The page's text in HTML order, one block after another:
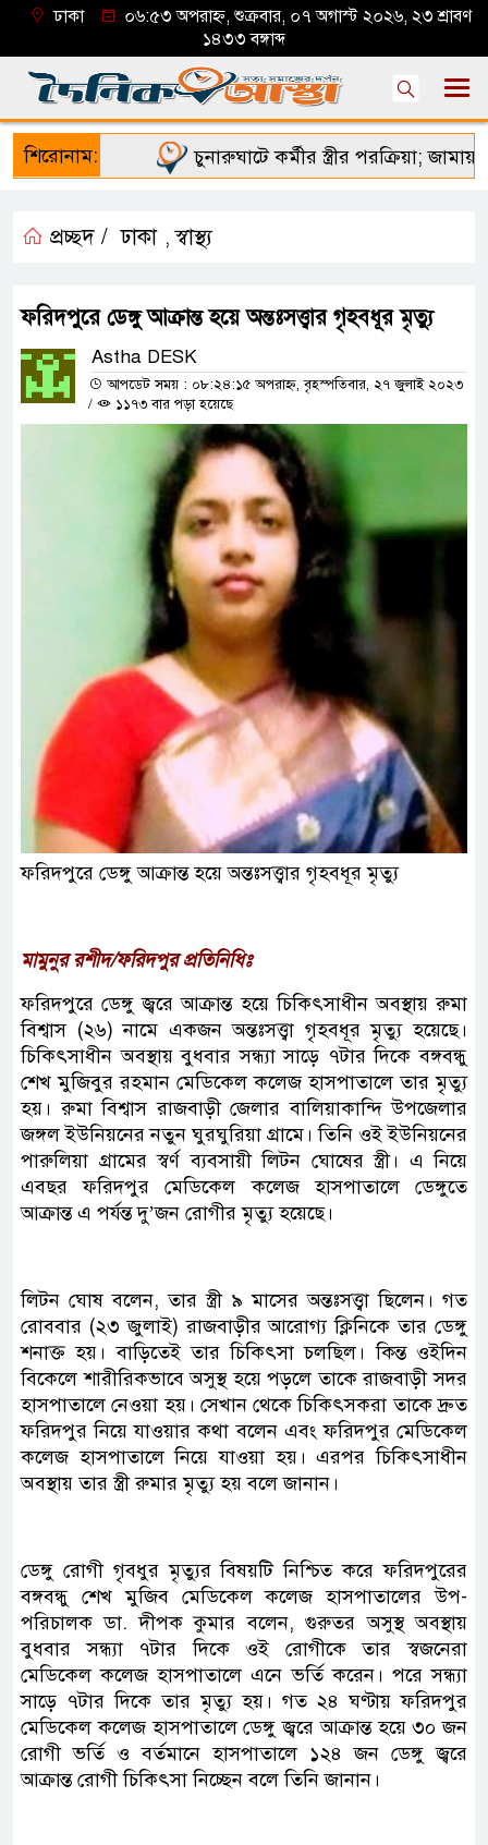
ঢাকা
০৬:৫৩ অপরাহ্ন, শুক্রবার, ০৭ অগাস্ট ২০২৬, ২৩ শ্রাবণ
১৪৩৩ বঙ্গাব্দ
শিরোনাম: চুনারুঘাটে কর্মীর স্ত্রীর পরক্রিয়া; জামায়াত
প্রচ্ছদ / ঢাকা ,স্বাস্থ্য
ফরিদপুরে ডেঙ্গু আক্রান্ত হয়ে অন্তঃসত্ত্বার গৃহবধূর মৃত্যু
Astha DESK
আপডেট সময় : ০৮:২৪:১৫ অপরাহ্ন, বৃহস্পতিবার, ২৭ জুলাই ২০২৩
/
১১৭৩ বার পড়া হয়েছে
ফরিদপুরে ডেঙ্গু আক্রান্ত হয়ে অন্তঃসত্ত্বার গৃহবধূর মৃত্যু
মামুনুর রশীদ/ফরিদপুর প্রতিনিধিঃ
ফরিদপুরে ডেঙ্গু জ্বরে আক্রান্ত হয়ে চিকিৎসাধীন অবস্থায় রুমা
বিশ্বাস (২৬) নামে একজন অন্তঃসত্ত্বা গৃহবধূর মৃত্যু হয়েছে।
চিকিৎসাধীন অবস্থায় বুধবার সন্ধ্যা সাড়ে ৭টার দিকে বঙ্গবন্ধু
শেখ মুজিবুর রহমান মেডিকেল কলেজ হাসপাতালে তার মৃত্যু
হয়। রুমা বিশ্বাস রাজবাড়ী জেলার বালিয়াকান্দি উপজেলার
জঙ্গল ইউনিয়নের নতুন ঘুরঘুরিয়া গ্রামে। তিনি ওই ইউনিয়নের
পারুলিয়া গ্রামের স্বর্ণ ব্যবসায়ী লিটন ঘোষের স্ত্রী। এ নিয়ে
এবছর ফরিদপুর মেডিকেল কলেজ হাসপাতালে ডেঙ্গুতে
আক্রান্ত এ পর্যন্ত দু’জন রোগীর মৃত্যু হয়েছে।
লিটন ঘোষ বলেন, তার স্ত্রী ৯ মাসের অন্তঃসত্ত্বা ছিলেন। গত
রোববার (২৩ জুলাই) রাজবাড়ীর আরোগ্য ক্লিনিকে তার ডেঙ্গু
শনাক্ত হয়। বাড়িতেই তার চিকিৎসা চলছিল। কিন্ত ওইদিন
বিকেলে শারীরিকভাবে অসুস্থ হয়ে পড়লে তাকে রাজবাড়ী সদর
হাসপাতালে নেওয়া হয়। সেখান থেকে চিকিৎসকরা তাকে দ্রুত
ফরিদপুর নিয়ে যাওয়ার কথা বলেন এবং ফরিদপুর মেডিকেল
কলেজ হাসপাতালে নিয়ে যাওয়া হয়। এরপর চিকিৎসাধীন
অবস্থায় তার স্ত্রী রুমার মৃত্যু হয় বলে জানান।
ডেঙ্গু রোগী গৃবধুর মৃত্যুর বিষয়টি নিশ্চিত করে ফরিদপুরের
বঙ্গবন্ধু শেখ মুজিব মেডিকেল কলেজ হাসপাতালের উপ-
পরিচালক ডা. দীপক কুমার বলেন, গুরুতর অসুস্থ অবস্থায়
বুধবার সন্ধ্যা ৭টার দিকে ওই রোগীকে তার স্বজনেরা
মেডিকেল কলেজ হাসপাতালে এনে ভর্তি করেন। পরে সন্ধ্যা
সাড়ে ৭টার দিকে তার মৃত্যু হয়। গত ২৪ ঘণ্টায় ফরিদপুর
মেডিকেল কলেজ হাসপাতালে ডেঙ্গু জ্বরে আক্রান্ত হয়ে ৩০ জন
রোগী ভর্তি ও বর্তমানে হাসপাতালে ১২৪ জন ডেঙ্গু জ্বরে
আক্রান্ত রোগী চিকিৎসা নিচ্ছেন বলে তিনি জানান।